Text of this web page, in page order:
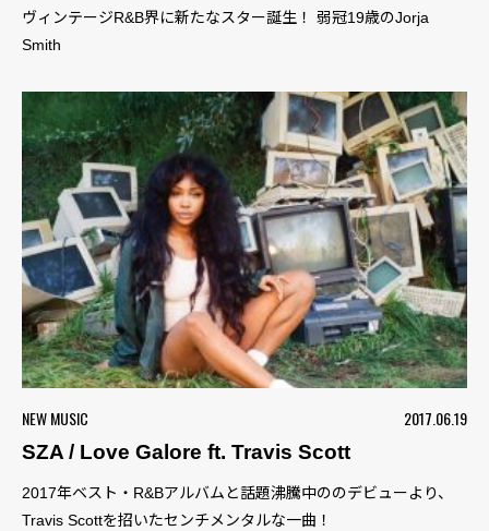
ヴィンテージR&B界に新たなスター誕生！ 弱冠19歳のJorja
Smith
NEW MUSIC
2017.06.19
SZA / Love Galore ft. Travis Scott
2017年ベスト・R&Bアルバムと話題沸騰中ののデビューより、
Travis Scottを招いたセンチメンタルな一曲！